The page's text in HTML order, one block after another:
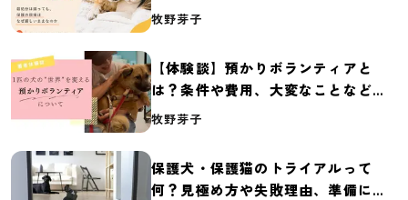
体の実態調査【保護犬・保護猫白書
牧野芽子
【体験談】預かりボランティアと
は？条件や費用、大変なことなど紹
介
牧野芽子
保護犬・保護猫のトライアルって
何？見極め方や失敗理由、準備に必